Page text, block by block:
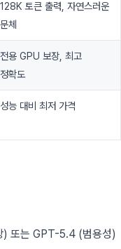
128K 토큰 출력, 자연스러운
문체
전용 GPU 보장, 최고
정확도
성능 대비 최저 가격
또는 GPT-5.4 (범용성)